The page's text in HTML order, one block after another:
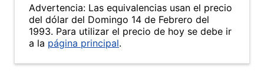
Advertencia: Las equivalencias usan el precio
del dólar del Domingo 14 de Febrero del
1993. Para utilizar el precio de hoy se debe ir
a la página principal.